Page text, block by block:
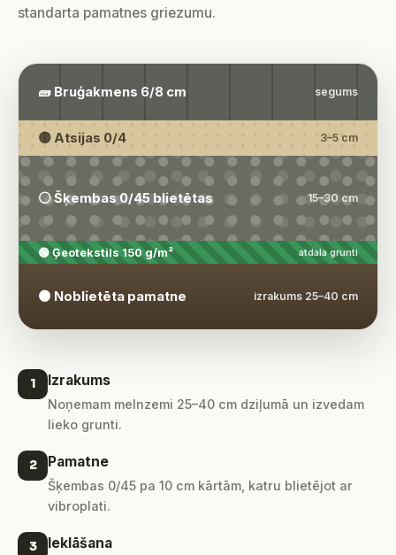
standarta pamatnes griezumu.
🧱 Bruģakmens 6/8 cm segums
🟡 Atsijas 0/4 3–5 cm
⚪ Šķembas 0/45 blietētas 15–30 cm
🟢 Ģeotekstils 150 g/m² atdala grunti
🟤 Noblietēta pamatne izrakums 25–40 cm
1 Izrakums
Noņemam melnzemi 25–40 cm dziļumā un izvedam
lieko grunti.
2 Pamatne
Šķembas 0/45 pa 10 cm kārtām, katru blietējot ar
vibroplati.
3 Ieklāšana